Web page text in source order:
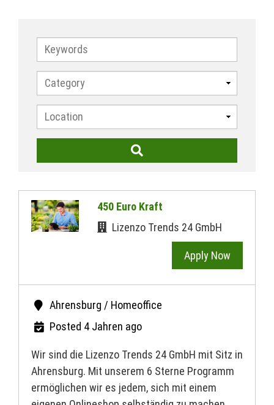
Keywords
450 Euro Kraft
Lizenzo Trends 24 GmbH
Apply Now
Ahrensburg / Homeoffice
Posted 4 Jahren ago
Wir sind die Lizenzo Trends 24 GmbH mit Sitz in
Ahrensburg. Mit unserem 6 Sterne Programm
ermöglichen wir es jedem, sich mit einem